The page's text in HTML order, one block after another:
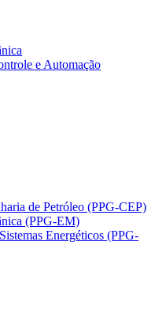
e Automação
de Petróleo (PPG-CEP)
(PPG-EM)
Energéticos (PPG-